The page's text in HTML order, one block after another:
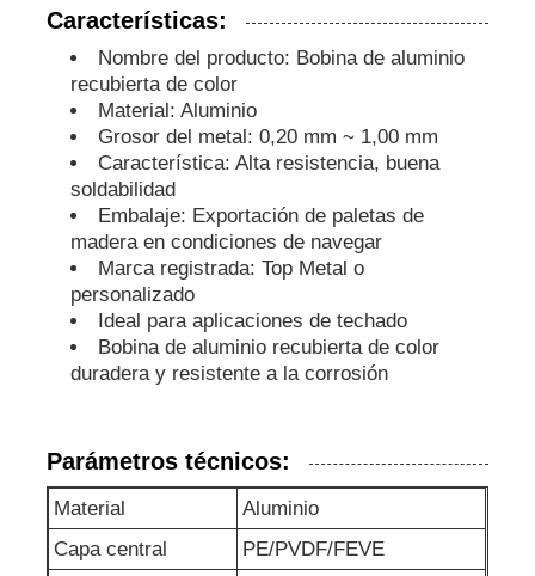
papel laminado de aluminio
Paneles de panal de aluminio
Panal de aluminio
Aluminio espejo
Características:
Nombre del producto: Bobina de aluminio
recubierta de color
Material: Aluminio
Grosor del metal: 0,20 mm ~ 1,00 mm
Característica: Alta resistencia, buena
soldabilidad
Embalaje: Exportación de paletas de
madera en condiciones de navegar
Marca registrada: Top Metal o
personalizado
Ideal para aplicaciones de techado
Bobina de aluminio recubierta de color
duradera y resistente a la corrosión
Parámetros técnicos:
Material
Aluminio
Capa central
PE/PVDF/FEVE